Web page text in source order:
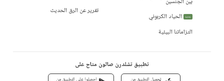
جديد
الحياد الكربوني
التزاماتنا البيئية
تقرير عن الرق الحديث
تطبيق تشلدرن صالون متاح على
تحميل التطبيق من احصلوا على التطبيق من